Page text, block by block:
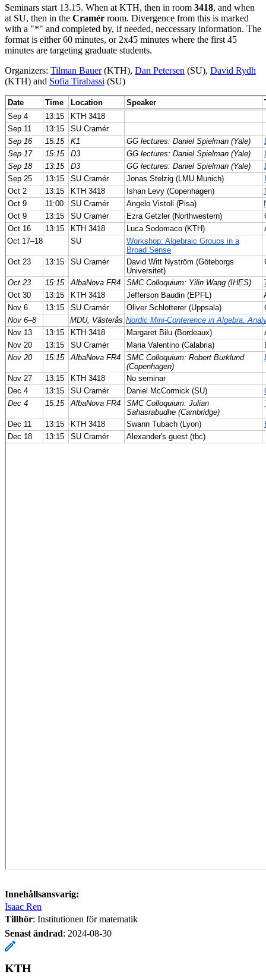
Seminars start 13.15. When at KTH, then in room 3418, and when
at SU, then in the Cramér room. Divergence from this is marked
with a "*" and completed by, if needed, neccessary information. The
format is either 60 minutes, or 2x45 minutes where the first 45
minutes are targeting graduate students.
Organizers: Tilman Bauer(KTH), Dan Petersen (SU), David Rydh
(KTH) and Sofia Tirabassi (SU)
Innehållsansvarig:
Isaac Ren
Tillhör: Institutionen för matematik
Senast ändrad: 2024-08-30
KTH